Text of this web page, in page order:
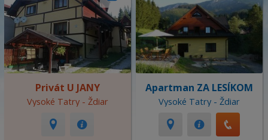
Privát U JANY
Vysoké Tatry - Ždiar
Apartman ZA LESÍKOM
Vysoké Tatry - Ždiar